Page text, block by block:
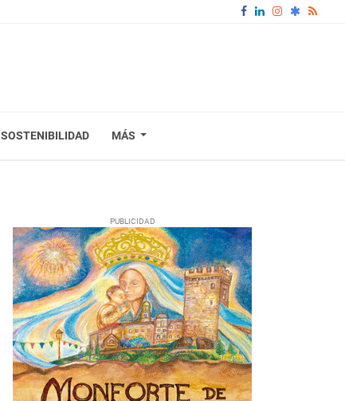
SOSTENIBILIDAD MÁS